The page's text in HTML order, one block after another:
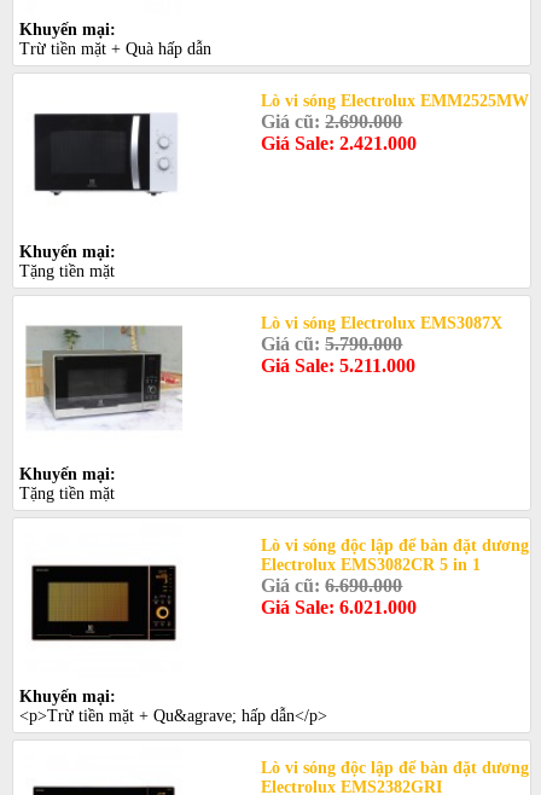
Khuyến mại:
Trừ tiền mặt + Quà hấp dẫn
Lò vi sóng Electrolux EMM2525MW
Giá cũ:2.690.000
Giá Sale: 2.421.000
Khuyến mại:
Tặng tiền mặt
Lò vi sóng Electrolux EMS3087X
Giá cũ:5.790.000
Giá Sale: 5.211.000
Khuyến mại:
Tặng tiền mặt
Lò vi sóng độc lập để bàn đặt dương
Electrolux EMS3082CR 5 in 1
Giá cũ:6.690.000
Giá Sale: 6.021.000
Khuyến mại:
<p>Trừ tiền mặt + Qu&agrave; hấp dẫn</p>
Lò vi sóng độc lập để bàn đặt dương
Electrolux EMS2382GRI